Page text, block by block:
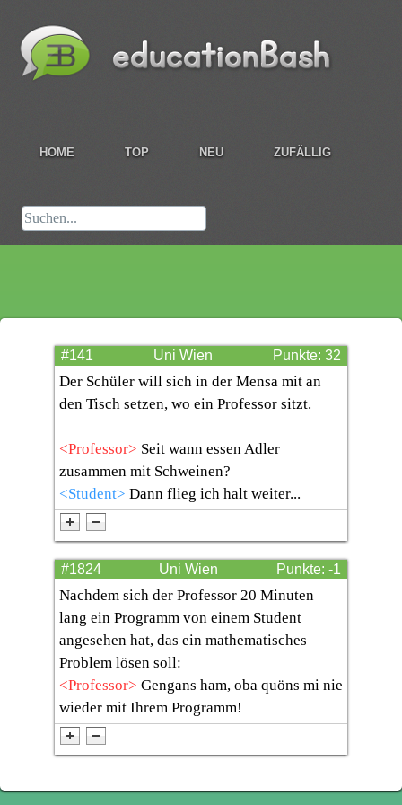
HOME TOP NEU ZUFÄLLIG
Punkte: 32
#141 Uni Wien
Der Schüler will sich in der Mensa mit an
den Tisch setzen, wo ein Professor sitzt.
<Professor> Seit wann essen Adler
zusammen mit Schweinen?
<Student> Dann flieg ich halt weiter...
Punkte: -1
#1824 Uni Wien
Nachdem sich der Professor 20 Minuten
lang ein Programm von einem Student
angesehen hat, das ein mathematisches
Problem lösen soll:
<Professor> Gengans ham, oba quöns mi nie
wieder mit Ihrem Programm!